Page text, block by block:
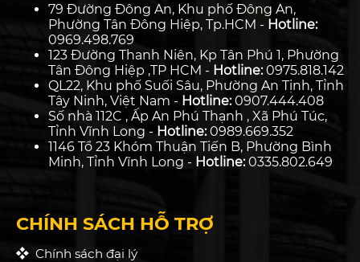
79 Đường Đông An, Khu phố Đông An,
Phường Tân Đông Hiệp, Tp.HCM - Hotline:
0969.498.769
123 Đường Thanh Niên, Kp Tân Phú 1, Phường
Tân Đông Hiệp ,TP HCM - Hotline:0975.818.142
QL22, Khu phố Suối Sâu, Phường An Tịnh, Tỉnh
Tây Ninh, Việt Nam - Hotline:0907.444.408
Số nhà 112C , Ấp An Phú Thạnh , Xã Phú Túc,
Tỉnh Vĩnh Long - Hotline:0989.669.352
1146 Tổ 23 Khóm Thuận Tiến B, Phường Bình
Minh, Tỉnh Vĩnh Long - Hotline:0335.802.649
CHÍNH SÁCH HỖ TRỢ
Chính sách đại lý